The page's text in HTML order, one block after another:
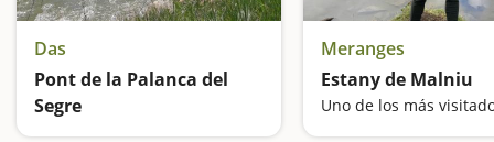
Das
Pont de la Palanca del
Segre
Meranges
Estany de Malniu